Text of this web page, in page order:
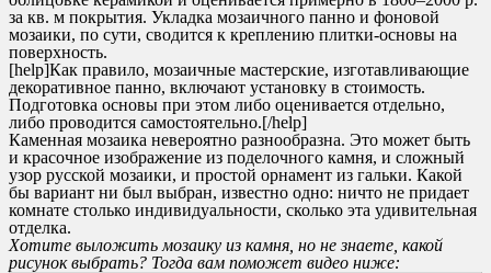
за кв. м покрытия. Укладка мозаичного панно и фоновой
мозаики, по сути, сводится к креплению плитки-основы на
поверхность.
[help]Как правило, мозаичные мастерские, изготавливающие
декоративное панно, включают установку в стоимость.
Подготовка основы при этом либо оценивается отдельно,
либо проводится самостоятельно.[/help]
Каменная мозаика невероятно разнообразна. Это может быть
и красочное изображение из поделочного камня, и сложный
узор русской мозаики, и простой орнамент из гальки. Какой
бы вариант ни был выбран, известно одно: ничто не придает
комнате столько индивидуальности, сколько эта удивительная
отделка.
Хотите выложить мозаику из камня, но не знаете, какой
рисунок выбрать? Тогда вам поможет видео ниже: